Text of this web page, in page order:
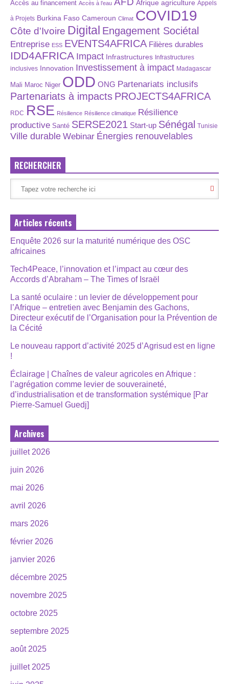
Accès au financement Accès à l’eau Afrique agriculture Appels
à Projets Burkina Faso Cameroun Climat COVID19
Côte d'Ivoire Digital Engagement Sociétal
Entreprise ESS EVENTS4AFRICA Filières durables
IDD4AFRICA Impact Infrastructures Infrastructures
inclusives Innovation Investissement à impact Madagascar
Mali Maroc Niger ODD ONG Partenariats inclusifs
Partenariats à impacts PROJECTS4AFRICA
RDC RSE Résilience Résilience climatique Résilience
productive Santé SERSE2021 Start-up Sénégal Tunisie
Ville durable Webinar Énergies renouvelables
RECHERCHER
Articles récents
Enquête 2026 sur la maturité numérique des OSC
africaines
Tech4Peace, l’innovation et l’impact au cœur des
Accords d’Abraham – The Times of Israël
La santé oculaire : un levier de développement pour
l’Afrique – entretien avec Benjamin des Gachons,
Directeur exécutif de l’Organisation pour la Prévention de
la Cécité
Le nouveau rapport d’activité 2025 d’Agrisud est en ligne
!
Éclairage | Chaînes de valeur agricoles en Afrique :
l’agrégation comme levier de souveraineté,
d’industrialisation et de transformation systémique [Par
Pierre-Samuel Guedj]
Archives
juillet 2026
juin 2026
mai 2026
avril 2026
mars 2026
février 2026
janvier 2026
décembre 2025
novembre 2025
octobre 2025
septembre 2025
août 2025
juillet 2025